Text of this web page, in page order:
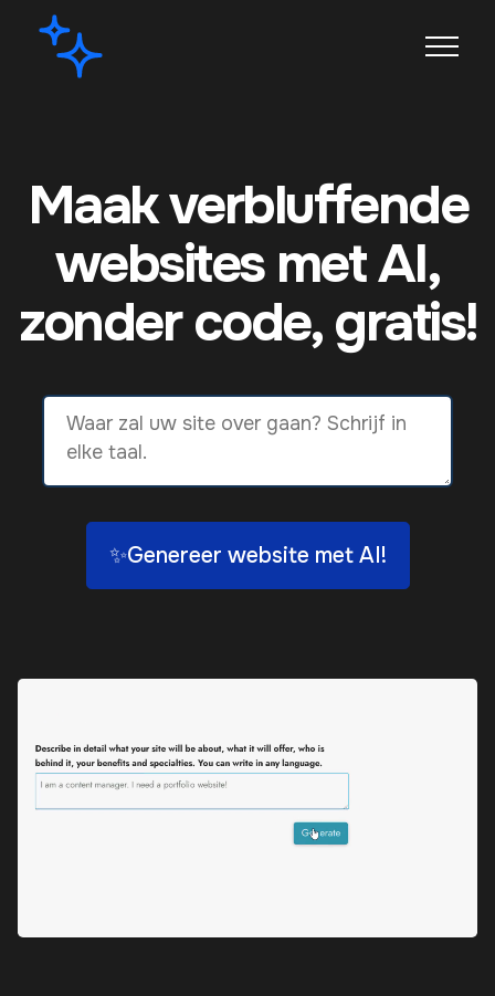
Maak verbluffende
websites met AI,
zonder code, gratis!
✨Genereer website met AI!